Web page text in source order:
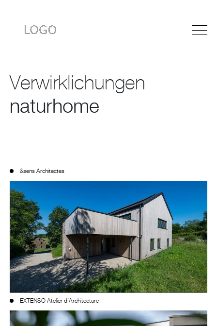
Verwirklichungen
naturhome
&sens Architectes
EXTENSO Atelier d’Architecture